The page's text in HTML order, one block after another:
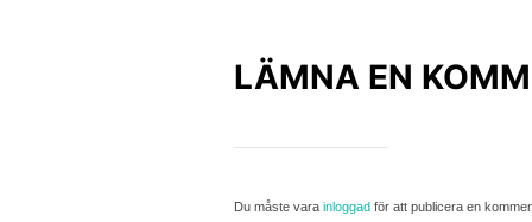
LÄMNA EN
Du måste vara inloggad för att publicera en